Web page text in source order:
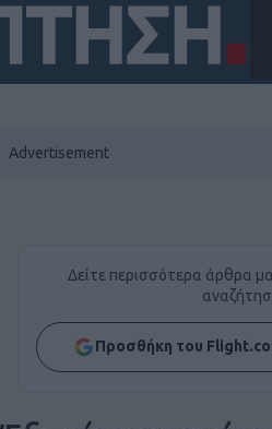
Δείτε περισσότερα άρθρα
Προσθήκη του